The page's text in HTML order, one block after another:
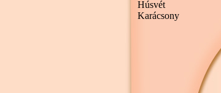
Húsvét
Karácsony